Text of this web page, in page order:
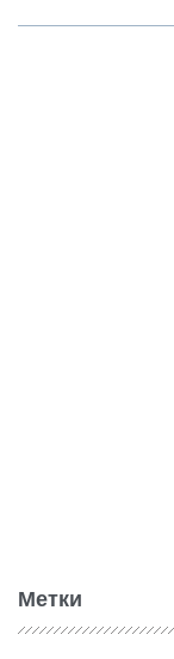
Метки